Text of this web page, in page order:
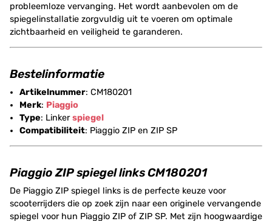
probleemloze vervanging. Het wordt aanbevolen om de
spiegelinstallatie zorgvuldig uit te voeren om optimale
zichtbaarheid en veiligheid te garanderen.
Bestelinformatie
Artikelnummer: CM180201
Merk: Piaggio
Type: Linkerspiegel
Compatibiliteit: Piaggio ZIP en ZIP SP
Piaggio ZIP spiegel links CM180201
De Piaggio ZIP spiegel links is de perfecte keuze voor
scooterrijders die op zoek zijn naar een originele vervangende
spiegel voor hun Piaggio ZIP of ZIP SP. Met zijn hoogwaardige